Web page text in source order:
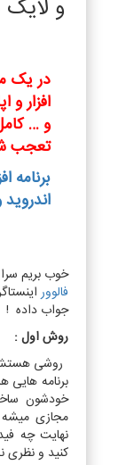
و لایک
در یک
افزار و
و … کامل
تعجب
برنامه
اندروید و iOS
خوب بریم
فالووراینستاگرام
جواب داده !
روش اول :
روشی هستش
برنامه هایی
خودشون ساختن
مجازی میشه
نهایت چه
کنید و نظری